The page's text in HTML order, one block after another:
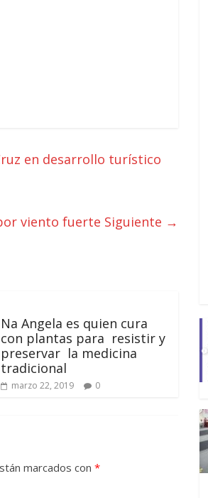
en desarrollo turístico
viento fuerte Siguiente →
Na Angela es quien cura
con plantas para resistir y
preservar la medicina
tradicional
marzo 22, 2019 0
marcados con *